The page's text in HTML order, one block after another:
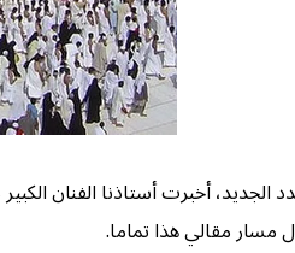
الجديد، أخبرت أستاذنا الفنان
مقالي هذا تماما.